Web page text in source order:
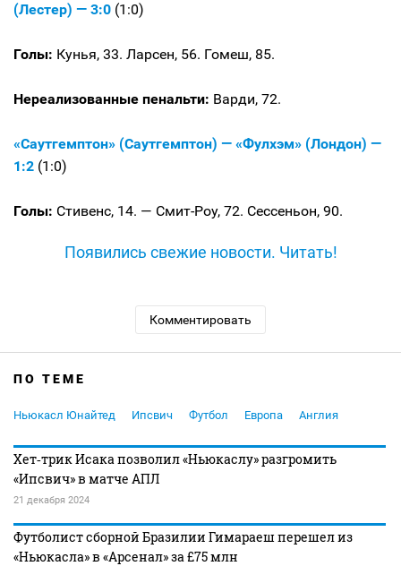
(Лестер) — 3:0 (1:0)
Голы: Кунья, 33. Ларсен, 56. Гомеш, 85.
Нереализованные пенальти: Варди, 72.
«Саутгемптон» (Саутгемптон) — «Фулхэм» (Лондон) —
1:2 (1:0)
Голы: Стивенс, 14. — Смит-Роу, 72. Сессеньон, 90.
Появились свежие новости. Читать!
Комментировать
ПО ТЕМЕ
Ньюкасл Юнайтед Ипсвич Футбол Европа Англия
Хет‑трик Исака позволил «Ньюкаслу» разгромить
«Ипсвич» в матче АПЛ
21 декабря 2024
Футболист сборной Бразилии Гимараеш перешел из
«Ньюкасла» в «Арсенал» за £75 млн